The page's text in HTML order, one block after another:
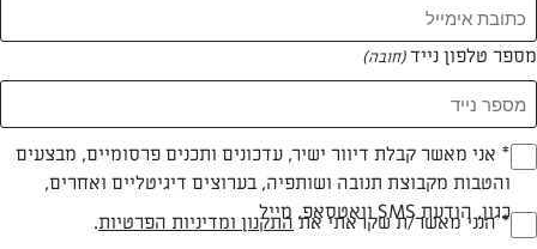
מספר טלפון נייד(חובה)
(חובה)* אני מאשר קבלת דיוור ישיר, עדכונים ותכנים פרסומיים, מבצעים
והטבות מקבוצת תנובה ושותפיה, בערוצים דיגיטליים ואחרים,
כגון, הודעת SMS וואטסאפ, מייל(חובה)* הנני מאשר/ת שקראתי את התקנון ומדיניות הפרטיות.